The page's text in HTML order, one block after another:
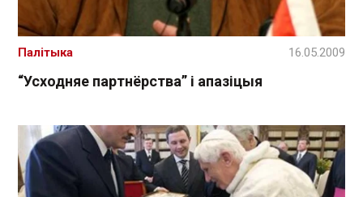
“Усходняе партнёрства” і апазіцыя
Палітыка 16.05.2009